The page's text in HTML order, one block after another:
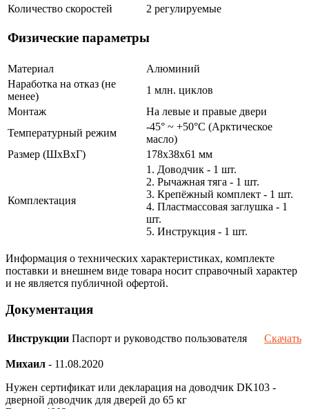
Количество скоростей
2 регулируемые
Физические параметры
Материал
Алюминий
Наработка на отказ (не
менее)
1 млн. циклов
Монтаж
На левые и правые двери
Температурный режим
-45° ~ +50°С (Арктическое
масло)
Размер (ШxВxГ)
178x38x61 мм
Комплектация
1. Доводчик - 1 шт.
2. Рычажная тяга - 1 шт.
3. Крепёжный комплект - 1 шт.
4. Пластмассовая заглушка - 1
шт.
5. Инструкция - 1 шт.
Информация о технических характеристиках, комплекте
поставки и внешнем виде товара носит справочный характер
и не является публичной офертой.
Документация
Инструкции Паспорт и руководство пользователя Скачать
Михаил - 11.08.2020
Нужен сертификат или декларация на доводчик DK103 -
дверной доводчик для дверей до 65 кг